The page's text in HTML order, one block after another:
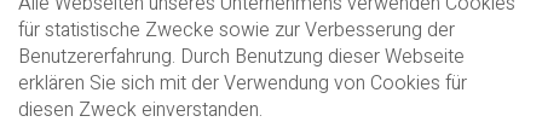
für statistische Zwecke sowie zur Verbesserung der
Benutzererfahrung. Durch Benutzung dieser Webseite
erklären Sie sich mit der Verwendung von Cookies für
diesen Zweck einverstanden.